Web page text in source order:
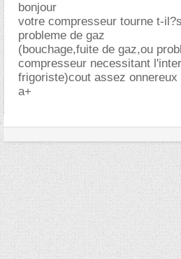
bonjour
votre compresseur tourne t-
probleme de gaz
(bouchage,fuite de gaz,ou
compresseur necessitant
frigoriste)cout assez onnereux
a+